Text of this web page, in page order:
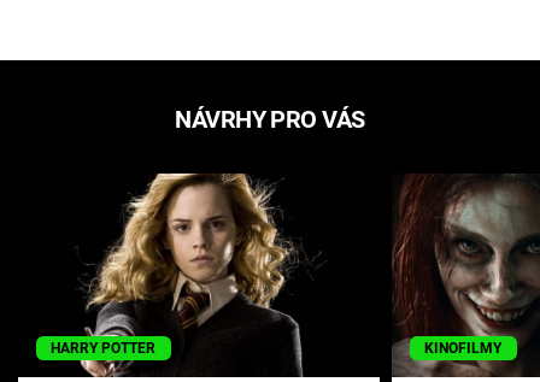
NÁVRHY PRO VÁS
HARRY POTTER KINOFILMY